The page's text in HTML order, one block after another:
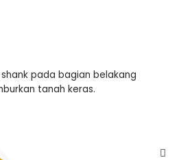
pada bagian belakang
tanah keras.